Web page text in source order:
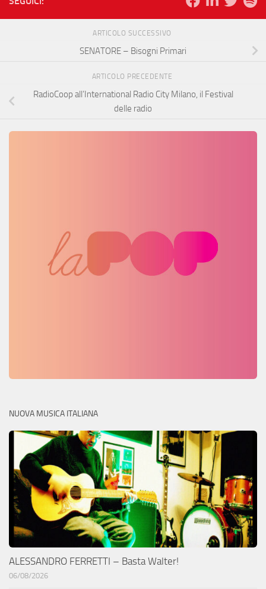
ARTICOLO SUCCESSIVO
SENATORE – Bisogni Primari
ARTICOLO PRECEDENTE
RadioCoop all’International Radio City Milano, il Festival
delle radio
NUOVA MUSICA ITALIANA
ALESSANDRO FERRETTI – Basta Walter!
06/08/2026